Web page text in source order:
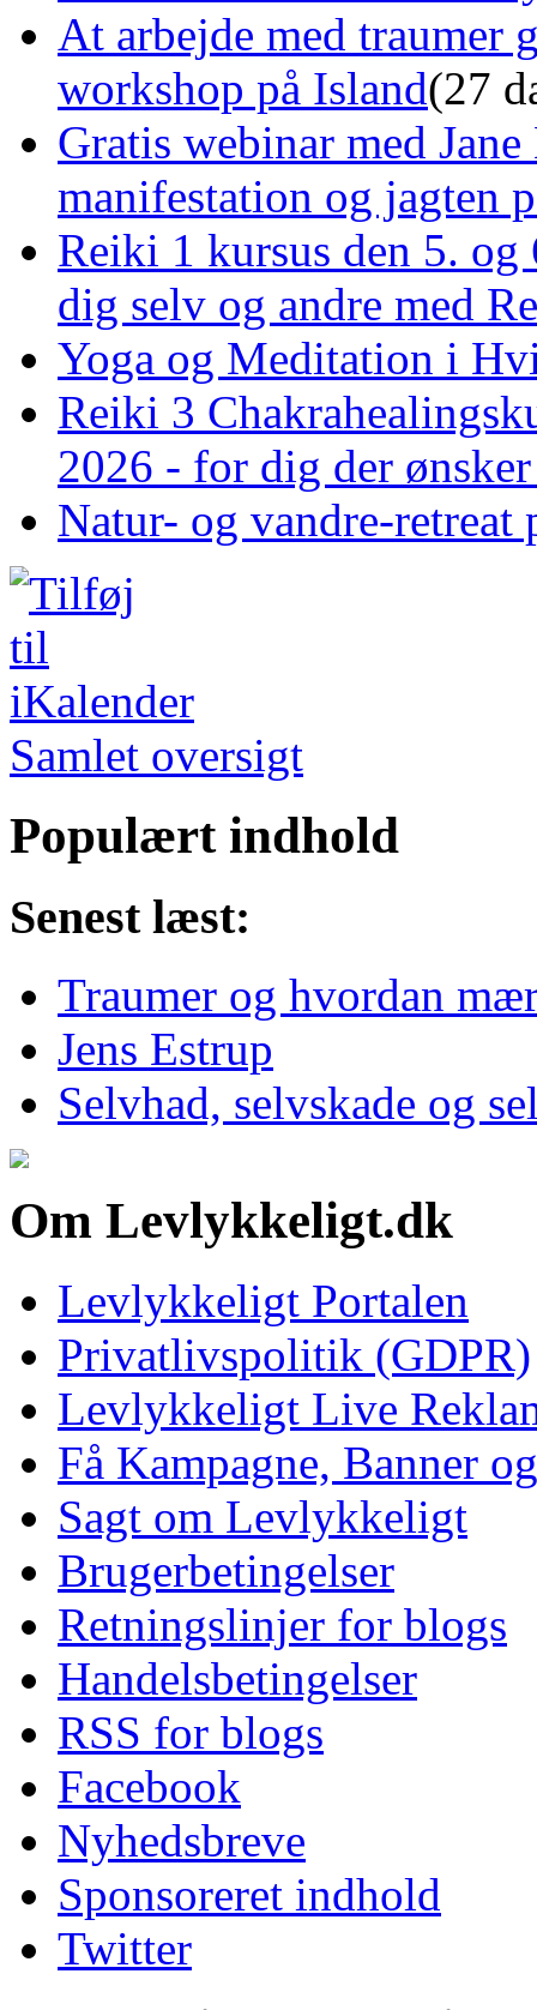
At arbejde med traumer
workshop på Island(27
Gratis webinar med
manifestation og jagten
Reiki 1 kursus den 5.
dig selv og andre med
Yoga og Meditation i
Reiki 3
2026 - for dig der
Natur- og vandre-retreat
Samlet oversigt
Populært indhold
Senest læst:
Traumer og hvordan
Jens Estrup
Selvhad, selvskade og
Om Levlykkeligt.dk
Levlykkeligt Portalen
Privatlivspolitik (GDPR)
Levlykkeligt Live
Få Kampagne, Banner
Sagt om Levlykkeligt
Brugerbetingelser
Retningslinjer for blogs
Handelsbetingelser
RSS for blogs
Facebook
Nyhedsbreve
Sponsoreret indhold
Twitter